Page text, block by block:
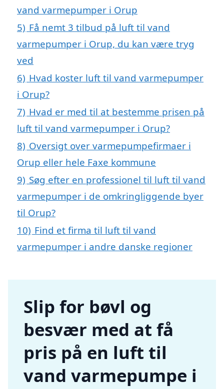
vand varmepumper i Orup
5) Få nemt 3 tilbud på luft til vand
varmepumper i Orup, du kan være tryg
ved
6) Hvad koster luft til vand varmepumper
i Orup?
7) Hvad er med til at bestemme prisen på
luft til vand varmepumper i Orup?
8) Oversigt over varmepumpefirmaer i
Orup eller hele Faxe kommune
9) Søg efter en professionel til luft til vand
varmepumper i de omkringliggende byer
til Orup?
10) Find et firma til luft til vand
varmepumper i andre danske regioner
Slip for bøvl og
besvær med at få
pris på en luft til
vand varmepumpe i